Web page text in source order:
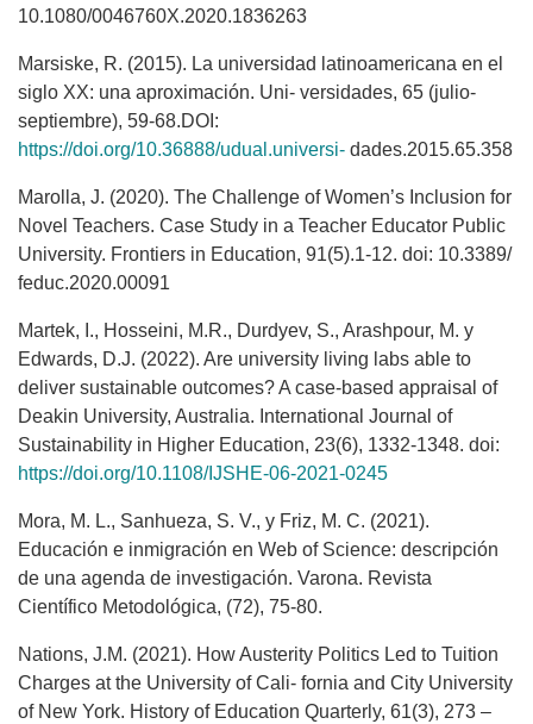
10.1080/0046760X.2020.1836263
Marsiske, R. (2015). La universidad latinoamericana en el
siglo XX: una aproximación. Uni- versidades, 65 (julio-
septiembre), 59-68.DOI:
https://doi.org/10.36888/udual.universi- dades.2015.65.358
Marolla, J. (2020). The Challenge of Women’s Inclusion for
Novel Teachers. Case Study in a Teacher Educator Public
University. Frontiers in Education, 91(5).1-12. doi: 10.3389/
feduc.2020.00091
Martek, I., Hosseini, M.R., Durdyev, S., Arashpour, M. y
Edwards, D.J. (2022). Are university living labs able to
deliver sustainable outcomes? A case-based appraisal of
Deakin University, Australia. International Journal of
Sustainability in Higher Education, 23(6), 1332-1348. doi:
https://doi.org/10.1108/IJSHE-06-2021-0245
Mora, M. L., Sanhueza, S. V., y Friz, M. C. (2021).
Educación e inmigración en Web of Science: descripción
de una agenda de investigación. Varona. Revista
Científico Metodológica, (72), 75-80.
Nations, J.M. (2021). How Austerity Politics Led to Tuition
Charges at the University of Cali- fornia and City University
of New York. History of Education Quarterly, 61(3), 273 –